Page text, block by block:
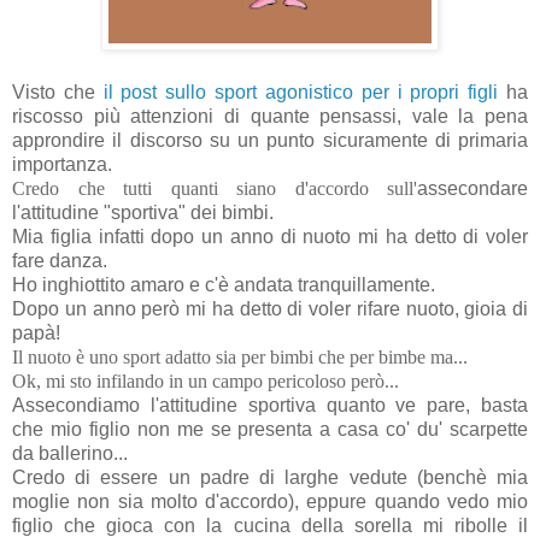
Visto che il post sullo sport agonistico per i propri figli ha
riscosso più attenzioni di quante pensassi, vale la pena
approndire il discorso su un punto sicuramente di primaria
importanza.
Credo che tutti quanti siano d'accordo sull'assecondare
l'attitudine "sportiva" dei bimbi.
Mia figlia infatti dopo un anno di nuoto mi ha detto di voler
fare danza.
Ho inghiottito amaro e c'è andata tranquillamente.
Dopo un anno però mi ha detto di voler rifare nuoto, gioia di
papà!
Il nuoto è uno sport adatto sia per bimbi che per bimbe ma...
Ok, mi sto infilando in un campo pericoloso però...
Assecondiamo l'attitudine sportiva quanto ve pare, basta
che mio figlio non me se presenta a casa co' du' scarpette
da ballerino...
Credo di essere un padre di larghe vedute (benchè mia
moglie non sia molto d'accordo), eppure quando vedo mio
figlio che gioca con la cucina della sorella mi ribolle il